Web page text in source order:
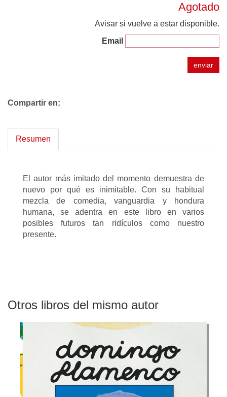
Agotado
Avisar si vuelve a estar disponible.
Email
enviar
Compartir en:
Resumen
El autor más imitado del momento demuestra de
nuevo por qué es inimitable. Con su habitual
mezcla de comedia, vanguardia y hondura
humana, se adentra en este libro en varios
posibles futuros tan ridículos como nuestro
presente.
Otros libros del mismo autor